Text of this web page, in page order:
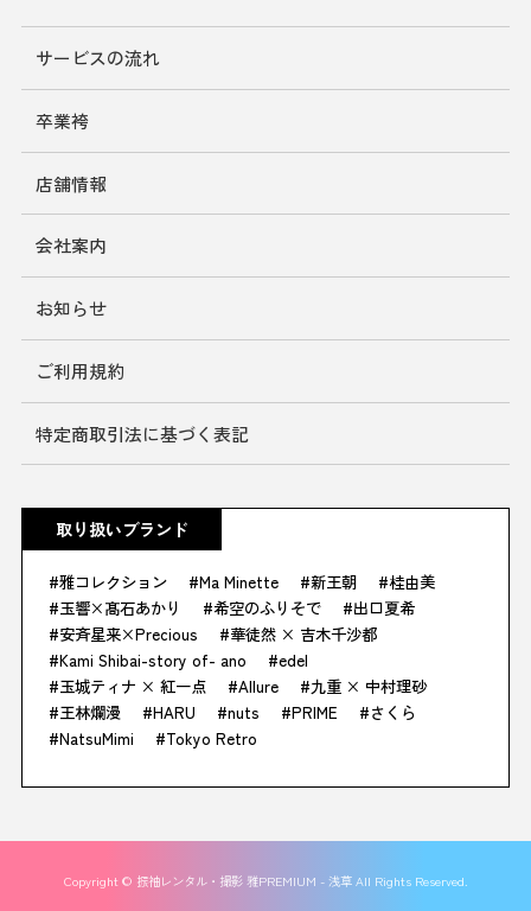
サービスの流れ
卒業袴
店舗情報
会社案内
お知らせ
ご利用規約
特定商取引法に基づく表記
取り扱いブランド
雅コレクション Ma Minette 新王朝
桂由美
玉響×髙石あかり
希空のふりそで
出口夏希
安斉星来×Precious
華徒然 × 吉木千沙都
Kami Shibai-story of- ano
edel
玉城ティナ × 紅一点
Allure
九重 × 中村理砂
王林爛漫
HARU nuts PRIME
さくら
NatsuMimi
Tokyo Retro
Copyright © 振袖レンタル・撮影 雅PREMIUM - 浅草 All Rights Reserved.